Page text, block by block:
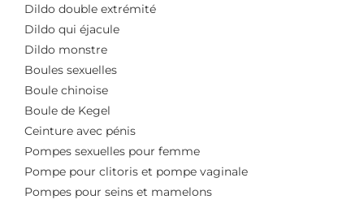
Dildo double extrémité
Dildo qui éjacule
Dildo monstre
Boules sexuelles
Boule chinoise
Boule de Kegel
Ceinture avec pénis
Pompes sexuelles pour femme
Pompe pour clitoris et pompe vaginale
Pompes pour seins et mamelons